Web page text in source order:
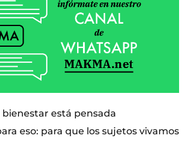
bienestar está pensada
eso: para que los sujetos vivamos